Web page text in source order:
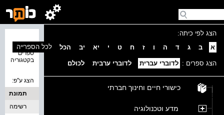
הצג לפי כיתה:
א
ב ג ד ה ו ז ח ט י יא יב הכל
הצג ספרים : לדוברי עברית לדוברי ערבית לכולם
כישורי חיים וחינוך חברתי
מדע וטכנולוגיה
ספרים
בקטגוריה
לכל הספרייה
הצג ע''פ:
תמונת
כריכה
רשימה